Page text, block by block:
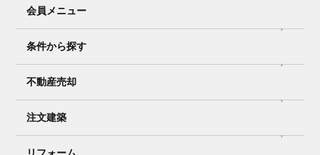
会員メニュー
条件から探す
不動産売却
注文建築